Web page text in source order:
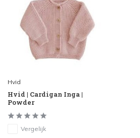
Hvid
Hvid | Cardigan Inga |
Powder
Vergelijk